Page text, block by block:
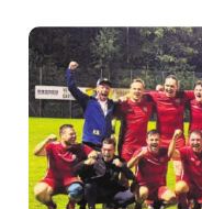
Amtliche